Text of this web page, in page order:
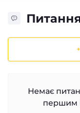
Питання
Немає
першим